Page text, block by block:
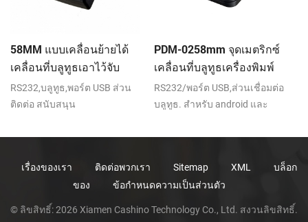
58MM แบบเคลื่อนย้ายได้
เคลื่อนที่บลูทูธเอาไว้จับ
ภาพความร้อนที่เครื่องพิมพ์
PTP-ฉัน
RS232,บลูทูธ,พอร์ต USB ส่วน
ติดต่อ สนับสนุน
PDM-0258mm จุดเมตริกซ์
เคลื่อนที่บลูทูธเครื่องพิมพ์
RS232/พอร์ต USB,ส่วนเชื่อมต่อ
บลูทูธ. สำหรับ android และ
เก่ง-ioncomment แบตเตอรี่.
เรื่องของเรา ติดต่อพวกเรา Sitemap XML
บล็อก
ของ
ข้อกำหนดความเป็นส่วนตัว
© ลิขสิทธิ์: 2026 Xiamen Cashino Technology Co., Ltd. สงวนลิขสิทธิ์.